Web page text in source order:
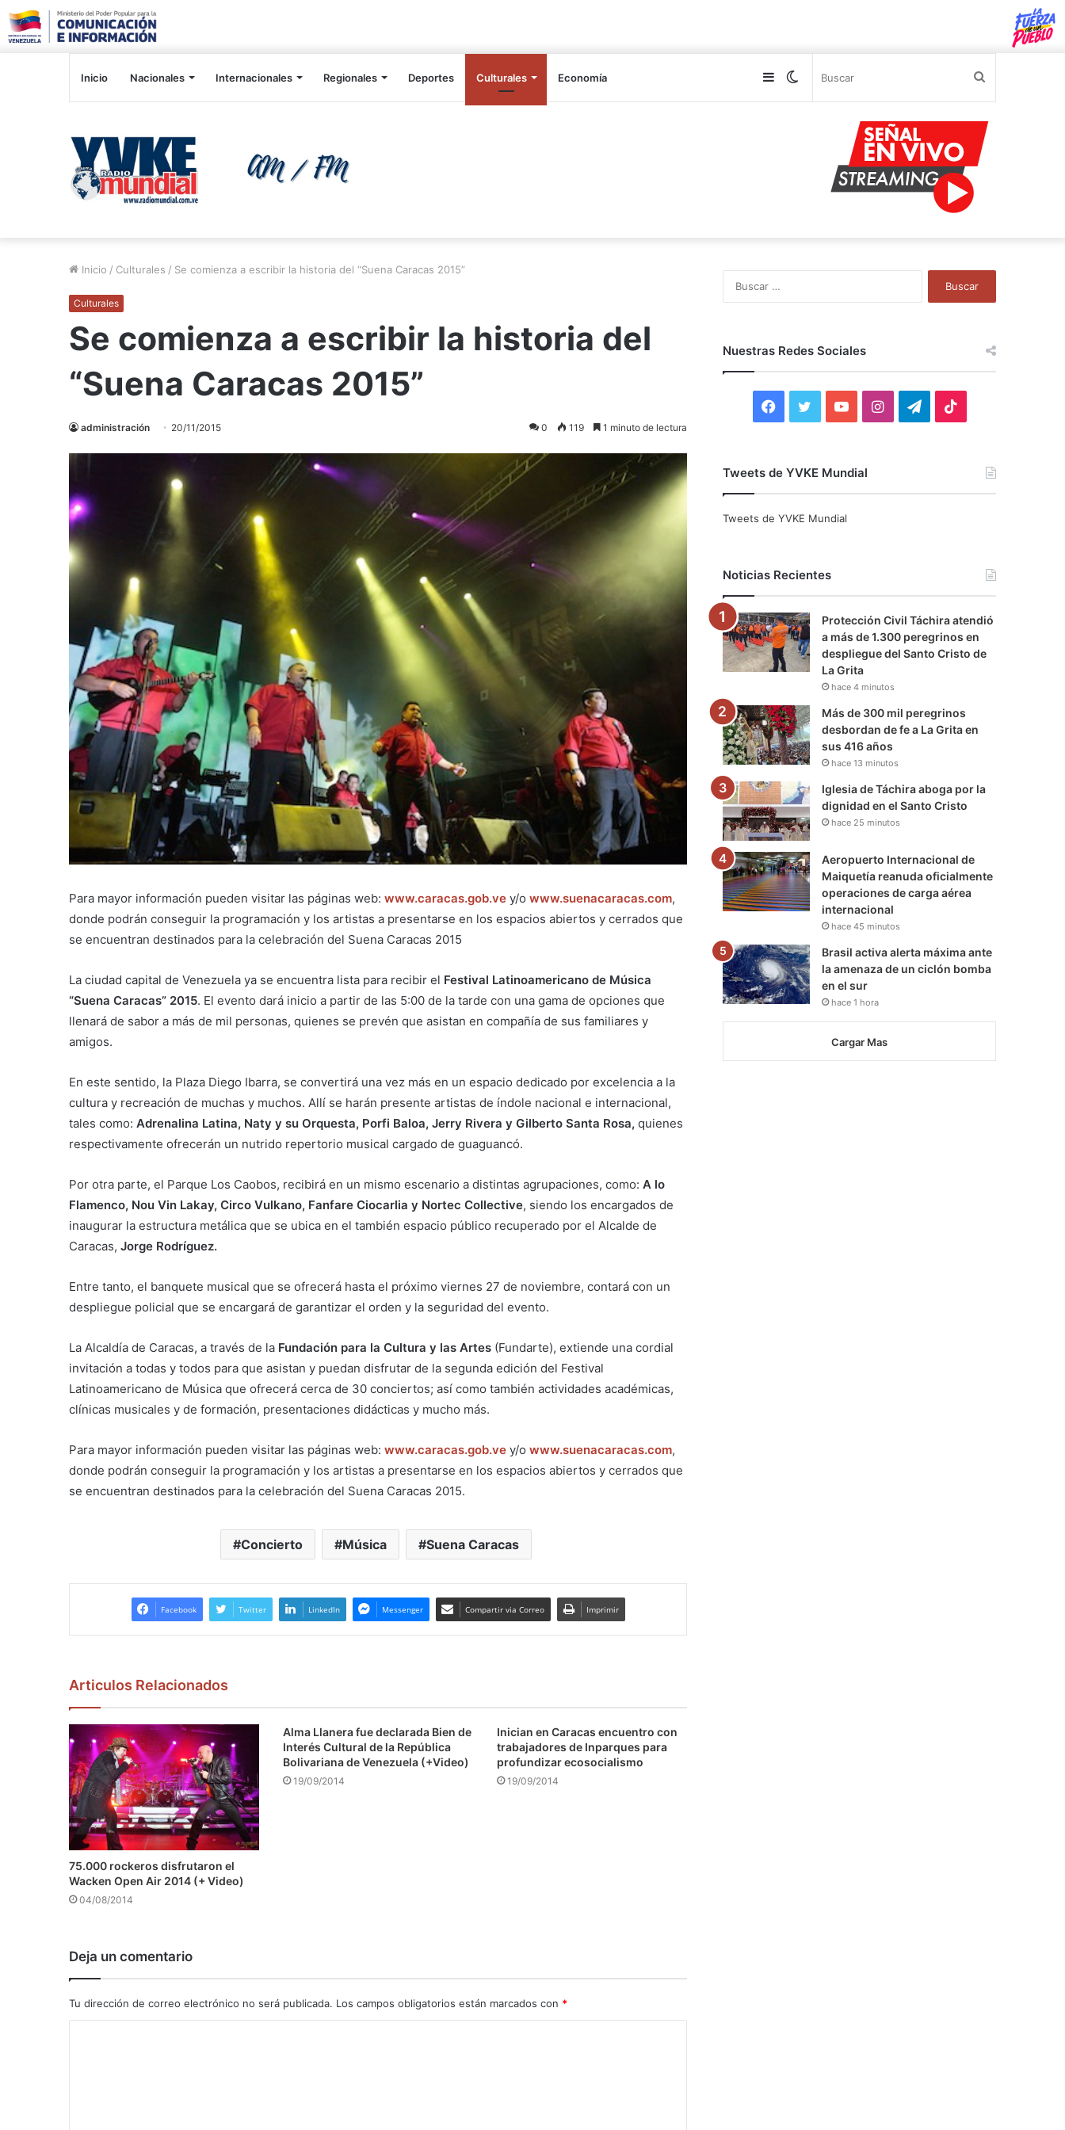
Inicio Nacionales Internacionales Regionales Deportes Culturales Economía Switch
Sidebar
Inicio / Culturales / Se comienza a escribir la historia del “Suena Caracas 2015”
Culturales
Se comienza a escribir la historia del
“Suena Caracas 2015”
administración 20/11/2015 0 119 1 minuto de lectura
Para mayor información pueden visitar las páginas web: www.caracas.gob.ve y/o www.suenacaracas.com,
donde podrán conseguir la programación y los artistas a presentarse en los espacios abiertos y cerrados que
se encuentran destinados para la celebración del Suena Caracas 2015
La ciudad capital de Venezuela ya se encuentra lista para recibir el Festival Latinoamericano de Música
“Suena Caracas” 2015. El evento dará inicio a partir de las 5:00 de la tarde con una gama de opciones que
llenará de sabor a más de mil personas, quienes se prevén que asistan en compañía de sus familiares y
amigos.
En este sentido, la Plaza Diego Ibarra, se convertirá una vez más en un espacio dedicado por excelencia a la
cultura y recreación de muchas y muchos. Allí se harán presente artistas de índole nacional e internacional,
tales como: Adrenalina Latina, Naty y su Orquesta, Porfi Baloa, Jerry Rivera y Gilberto Santa Rosa, quienes
respectivamente ofrecerán un nutrido repertorio musical cargado de guaguancó.
Por otra parte, el Parque Los Caobos, recibirá en un mismo escenario a distintas agrupaciones, como: A lo
Flamenco, Nou Vin Lakay, Circo Vulkano, Fanfare Ciocarlia y Nortec Collective, siendo los encargados de
inaugurar la estructura metálica que se ubica en el también espacio público recuperado por el Alcalde de
Caracas, Jorge Rodríguez.
Entre tanto, el banquete musical que se ofrecerá hasta el próximo viernes 27 de noviembre, contará con un
despliegue policial que se encargará de garantizar el orden y la seguridad del evento.
La Alcaldía de Caracas, a través de la Fundación para la Cultura y las Artes (Fundarte), extiende una cordial
invitación a todas y todos para que asistan y puedan disfrutar de la segunda edición del Festival
Latinoamericano de Música que ofrecerá cerca de 30 conciertos; así como también actividades académicas,
clínicas musicales y de formación, presentaciones didácticas y mucho más.
Para mayor información pueden visitar las páginas web: www.caracas.gob.ve y/o www.suenacaracas.com,
donde podrán conseguir la programación y los artistas a presentarse en los espacios abiertos y cerrados que
se encuentran destinados para la celebración del Suena Caracas 2015.
Concierto Música Suena Caracas
Facebook Twitter LinkedIn Messenger Compartir via Correo Imprimir
Articulos Relacionados
75.000 rockeros disfrutaron el
Wacken Open Air 2014 (+ Video)
04/08/2014
Alma Llanera fue declarada Bien de
Interés Cultural de la República
Bolivariana de Venezuela (+Video)
19/09/2014
Inician en Caracas encuentro con
trabajadores de Inparques para
profundizar ecosocialismo
19/09/2014
Deja un comentario
Tu dirección de correo electrónico no será publicada. Los campos obligatorios están marcados con *
Nuestras Redes Sociales
F
c
o
k
i
r
Y
u
e
I
r
a
m
T
a
m
Tweets de YVKE Mundial
Tweets de YVKE Mundial
Noticias Recientes
Protección Civil Táchira atendió
a más de 1.300 peregrinos en
despliegue del Santo Cristo de
La Grita
hace 4 minutos
Más de 300 mil peregrinos
desbordan de fe a La Grita en
sus 416 años
hace 13 minutos
Iglesia de Táchira aboga por la
dignidad en el Santo Cristo
hace 25 minutos
Aeropuerto Internacional de
Maiquetía reanuda oficialmente
operaciones de carga aérea
internacional
hace 45 minutos
Brasil activa alerta máxima ante
la amenaza de un ciclón bomba
en el sur
hace 1 hora
Cargar Mas